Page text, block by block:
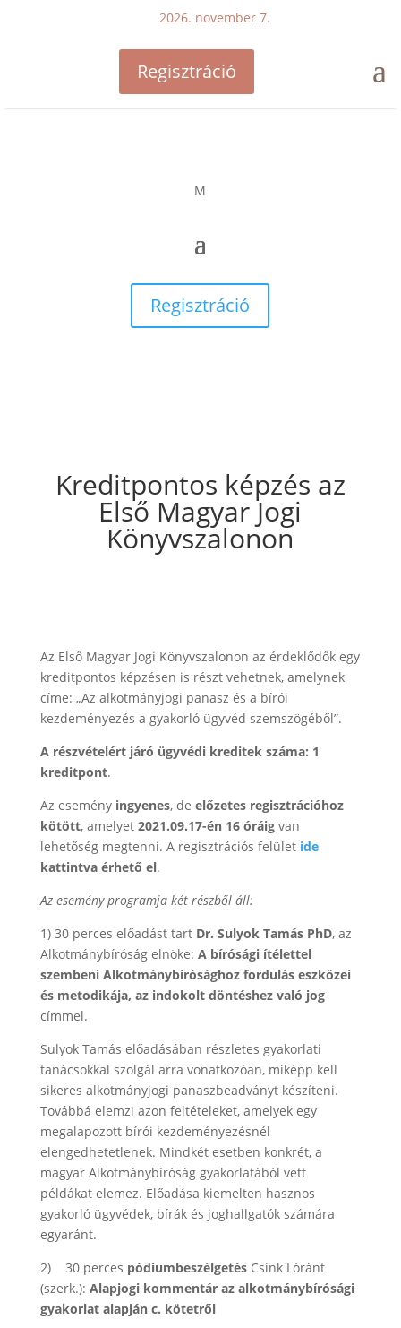
2026. november 7.
Regisztráció a
M
Regisztráció
Kreditpontos képzés az
Első Magyar Jogi
Könyvszalonon
Az Első Magyar Jogi Könyvszalonon az érdeklődők egy
kreditpontos képzésen is részt vehetnek, amelynek
címe: „Az alkotmányjogi panasz és a bírói
kezdeményezés a gyakorló ügyvéd szemszögéből”.
A részvételért járó ügyvédi kreditek száma: 1
kreditpont.
Az esemény ingyenes, de előzetes regisztrációhoz
kötött, amelyet2021.09.17-én 16 óráigvan
lehetőség megtenni. A regisztrációs felület ide
kattintva érhető el.
Az esemény programja két részből áll:
1) 30 perces előadást tart Dr. Sulyok Tamás PhD, az
Alkotmánybíróság elnöke: A bírósági ítélettel
szembeni Alkotmánybírósághoz fordulás eszközei
és metodikája, az indokolt döntéshez való jog
címmel.
Sulyok Tamás előadásában részletes gyakorlati
tanácsokkal szolgál arra vonatkozóan, miképp kell
sikeres alkotmányjogi panaszbeadványt készíteni.
Továbbá elemzi azon feltételeket, amelyek egy
megalapozott bírói kezdeményezésnél
elengedhetetlenek. Mindkét esetben konkrét, a
magyar Alkotmánybíróság gyakorlatából vett
példákat elemez. Előadása kiemelten hasznos
gyakorló ügyvédek, bírák és joghallgatók számára
egyaránt.
2) 30 perces pódiumbeszélgetésCsink Lóránt
(szerk.): Alapjogi kommentár az alkotmánybírósági
gyakorlat alapján c. kötetről